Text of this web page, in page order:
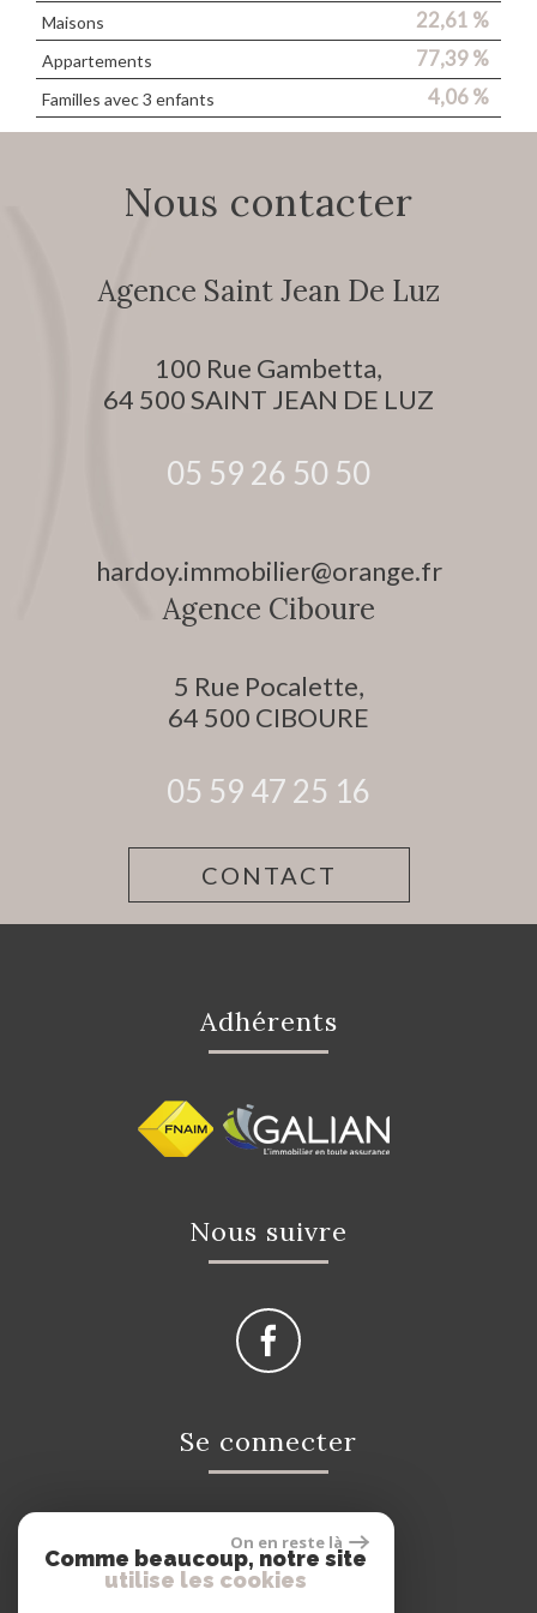
Maisons 22,61 %
Appartements 77,39 %
Familles avec 3 enfants 4,06 %
Nous contacter
Agence Saint Jean De Luz
100 Rue Gambetta,
64 500SAINT JEAN DE LUZ
05 59 26 50 50
Agence Ciboure
5 Rue Pocalette,
64 500 CIBOURE
05 59 47 25 16
hardoy.immobilier@orange.fr
CONTACT
Adhérents
Nous suivre
Se connecter
Espace propriétaire
On en reste là
Comme beaucoup, notre site
utilise les cookies